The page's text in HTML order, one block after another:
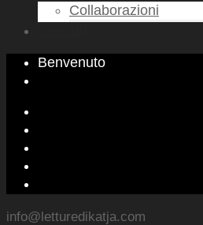
Collaborazioni
Benvenuto
info@letturedikatja.com